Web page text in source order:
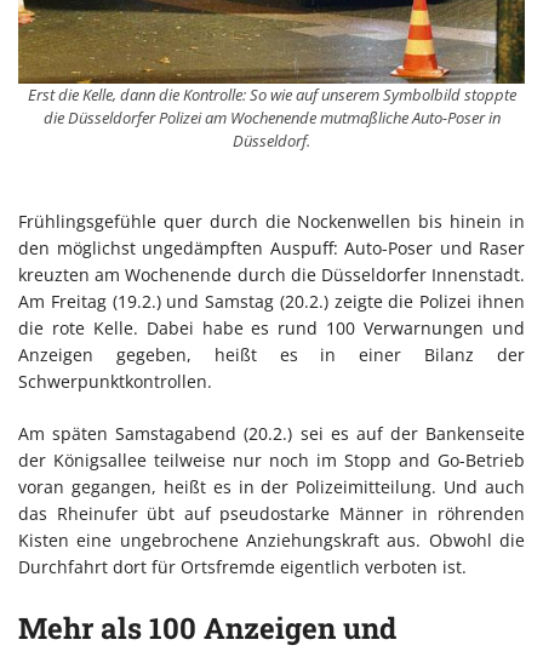
Erst die Kelle, dann die Kontrolle: So wie auf unserem Symbolbild stoppte
die Düsseldorfer Polizei am Wochenende mutmaßliche Auto-Poser in
Düsseldorf.
Frühlingsgefühle quer durch die Nockenwellen bis hinein in
den möglichst ungedämpften Auspuff: Auto-Poser und Raser
kreuzten am Wochenende durch die Düsseldorfer Innenstadt.
Am Freitag (19.2.) und Samstag (20.2.) zeigte die Polizei ihnen
die rote Kelle. Dabei habe es rund 100 Verwarnungen und
Anzeigen gegeben, heißt es in einer Bilanz der
Schwerpunktkontrollen.
Am späten Samstagabend (20.2.) sei es auf der Bankenseite
der Königsallee teilweise nur noch im Stopp and Go-Betrieb
voran gegangen, heißt es in der Polizeimitteilung. Und auch
das Rheinufer übt auf pseudostarke Männer in röhrenden
Kisten eine ungebrochene Anziehungskraft aus. Obwohl die
Durchfahrt dort für Ortsfremde eigentlich verboten ist.
Mehr als 100 Anzeigen und